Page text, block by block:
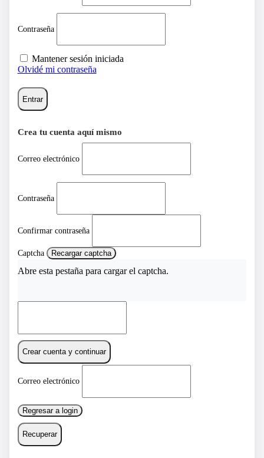
Contraseña
Mantener sesión iniciada
Olvidé mi contraseña
Entrar
Crea tu cuenta aquí mismo
Correo electrónico
Contraseña
Confirmar contraseña
Captcha Recargar captcha
Abre esta pestaña para cargar el captcha.
Crear cuenta y continuar
Correo electrónico
Regresar a login
Recuperar